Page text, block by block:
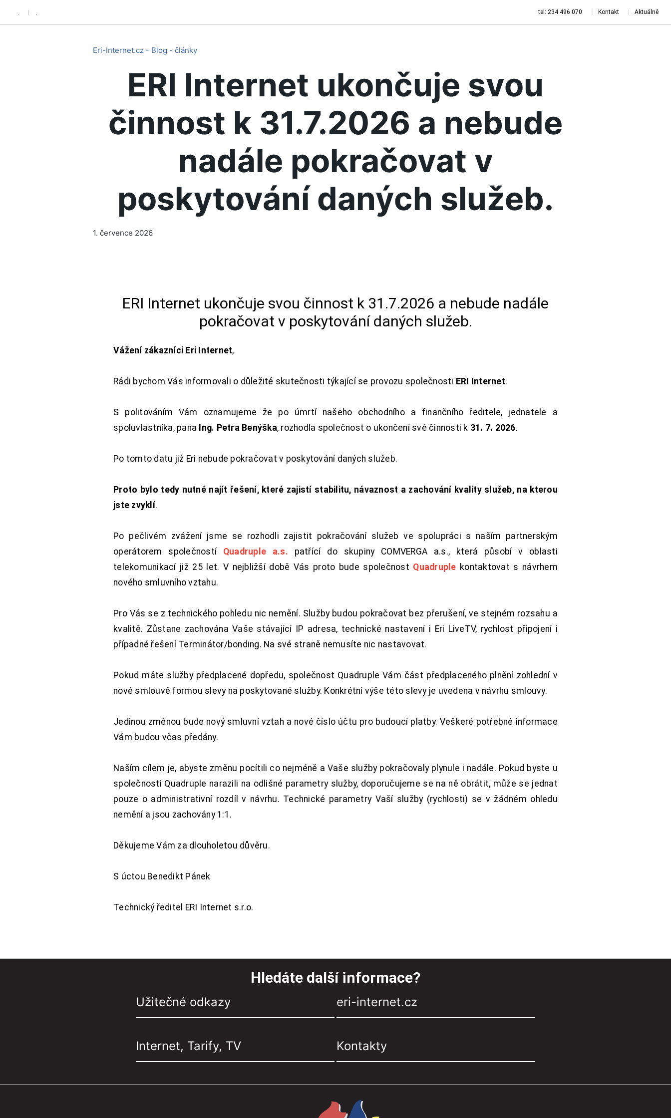
. . tel: 234 496 070 Kontakt Aktuálně
Eri-Internet.cz - Blog - články
ERI Internet ukončuje svou
činnost k 31.7.2026 a nebude
nadále pokračovat v
poskytování daných služeb.
1. července 2026
ERI Internet ukončuje svou činnost k 31.7.2026 a nebude nadále
pokračovat v poskytování daných služeb.
Vážení zákazníci Eri Internet,
Rádi bychom Vás informovali o důležité skutečnosti týkající se provozu společnosti ERI Internet.
S politováním Vám oznamujeme že po úmrtí našeho obchodního a finančního ředitele, jednatele a
spoluvlastníka, pana Ing. Petra Benýška, rozhodla společnost o ukončení své činnosti k 31. 7. 2026.
Po tomto datu již Eri nebude pokračovat v poskytování daných služeb.
Proto bylo tedy nutné najít řešení, které zajistí stabilitu, návaznost a zachování kvality služeb, na kterou
jste zvyklí.
Po pečlivém zvážení jsme se rozhodli zajistit pokračování služeb ve spolupráci s naším partnerským
operátorem společností Quadruple a.s. patřící do skupiny COMVERGA a.s., která působí v oblasti
telekomunikací již 25 let. V nejbližší době Vás proto bude společnost Quadruple kontaktovat s návrhem
nového smluvního vztahu.
Pro Vás se z technického pohledu nic nemění. Služby budou pokračovat bez přerušení, ve stejném rozsahu a
kvalitě. Zůstane zachována Vaše stávající IP adresa, technické nastavení i Eri LiveTV, rychlost připojení i
případné řešení Terminátor/bonding. Na své straně nemusíte nic nastavovat.
Pokud máte služby předplacené dopředu, společnost Quadruple Vám část předplaceného plnění zohlední v
nové smlouvě formou slevy na poskytované služby. Konkrétní výše této slevy je uvedena v návrhu smlouvy.
Jedinou změnou bude nový smluvní vztah a nové číslo účtu pro budoucí platby. Veškeré potřebné informace
Vám budou včas předány.
Naším cílem je, abyste změnu pocítili co nejméně a Vaše služby pokračovaly plynule i nadále. Pokud byste u
společnosti Quadruple narazili na odlišné parametry služby, doporučujeme se na ně obrátit, může se jednat
pouze o administrativní rozdíl v návrhu. Technické parametry Vaší služby (rychlosti) se v žádném ohledu
nemění a jsou zachovány 1:1.
Děkujeme Vám za dlouholetou důvěru.
S úctou Benedikt Pánek
Technický ředitel ERI Internet s.r.o.
Hledáte další informace?
Užitečné odkazy eri-internet.cz
Internet, Tarify, TV Kontakty